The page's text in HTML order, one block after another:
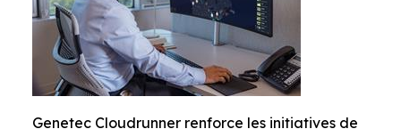
Genetec Cloudrunner renforce les initiatives de